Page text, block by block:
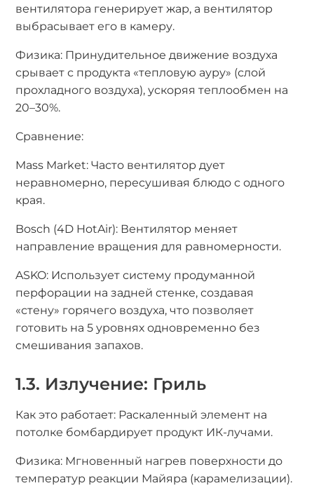
вентилятора генерирует жар, а вентилятор
выбрасывает его в камеру.
Физика: Принудительное движение воздуха
срывает с продукта «тепловую ауру» (слой
прохладного воздуха), ускоряя теплообмен на
20–30%.
Сравнение:
Mass Market: Часто вентилятор дует
неравномерно, пересушивая блюдо с одного
края.
Bosch (4D HotAir): Вентилятор меняет
направление вращения для равномерности.
ASKO: Использует систему продуманной
перфорации на задней стенке, создавая
«стену» горячего воздуха, что позволяет
готовить на 5 уровнях одновременно без
смешивания запахов.
1.3. Излучение: Гриль
Как это работает: Раскаленный элемент на
потолке бомбардирует продукт ИК-лучами.
Физика: Мгновенный нагрев поверхности до
температур реакции Майяра (карамелизации).